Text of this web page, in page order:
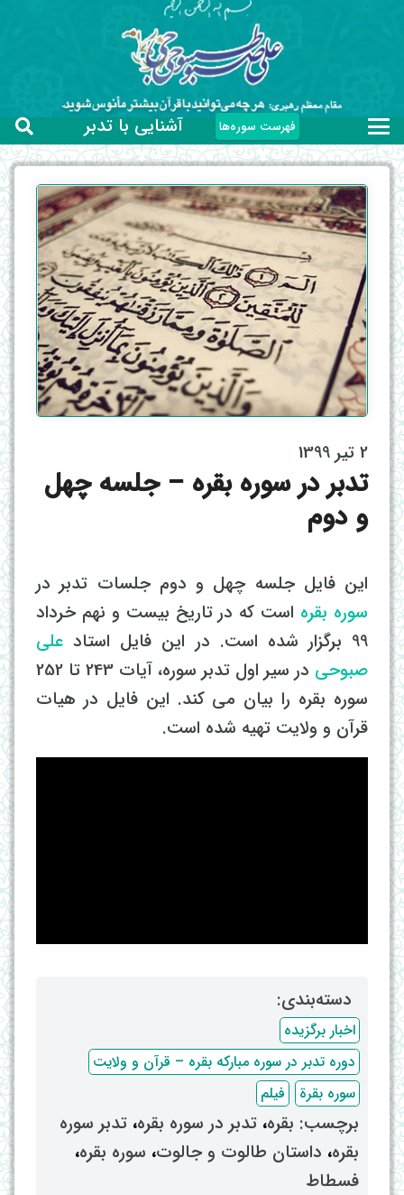
فهرست سوره‌ها آشنایی با تدبر
2 تیر 1399
تدبر در سوره بقره – جلسه چهل
و دوم
این فایل جلسه چهل و دوم جلسات تدبر در
سوره بقره است که در تاریخ بیست و نهم خرداد
99 برگزار شده است. در این فایل استاد
علی
صبوحی
در سیر اول تدبر سوره، آیات 243 تا 252
سوره بقره را بیان می کند. این فایل در هیات
قرآن و ولایت تهیه شده است.
دسته‌بندی: ‌
اخبار برگزیده
دوره تدبر در سوره مبارکه بقره – قرآن و ولایت
سوره بقرة
فیلم
برچسب: ‌ بقره، ‌ تدبر در سوره بقره، ‌ تدبر سوره
بقره، ‌ داستان طالوت و جالوت، ‌ سوره بقره،
فسطاط